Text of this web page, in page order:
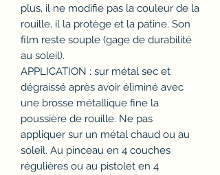
plus, il ne modifie pas la couleur de la
rouille, il la protège et la patine. Son
film reste souple (gage de durabilité
au soleil).
APPLICATION : sur métal sec et
dégraissé après avoir éliminé avec
une brosse métallique fine la
poussière de rouille. Ne pas
appliquer sur un métal chaud ou au
soleil. Au pinceau en 4 couches
régulières ou au pistolet en 4